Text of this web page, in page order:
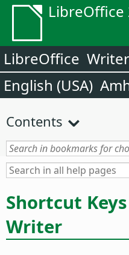
LibreOffice
LibreOffice Writer
English (USA)
Contents
Shortcut
Writer